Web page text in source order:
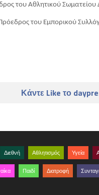
του Αθλητικού Σωματείου
του Εμπορικού
Κάντε Like το
Διεθνή Αθλητισμός Υγεία
Παιδί Διατροφή